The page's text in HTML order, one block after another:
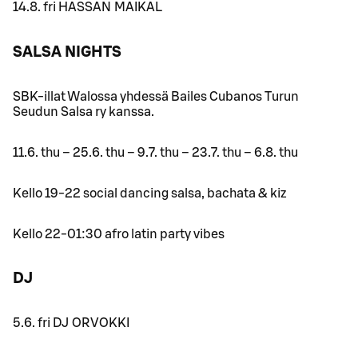
14.8. fri HASSAN MAIKAL
SALSA NIGHTS
SBK-illat Walossa yhdessä Bailes Cubanos Turun
Seudun Salsa ry kanssa.
11.6. thu – 25.6. thu – 9.7. thu – 23.7. thu – 6.8. thu
Kello 19-22 social dancing salsa, bachata & kiz
Kello 22-01:30 afro latin party vibes
DJ
5.6. fri DJ ORVOKKI